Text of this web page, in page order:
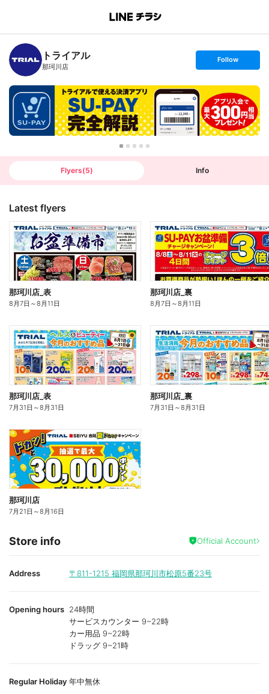
B
n
c
h
T
トライアル
那珂川店
s
t
o
l
o
w
Follow
Flyers(5) Info
Latest flyers
那珂川店_表
8月7日 ～8月11日
那珂川店_裏
8月7日 ～8月11日
那珂川店_表
7月31日 ～8月31日
那珂川店_裏
7月31日 ～8月31日
那珂川店
7月21日 ～8月16日
Store info Official Account
Address 〒811-1215 福岡県那珂川市松原5番23号
Opening hours 24時間
サービスカウンター 9~22時
カー用品 9~22時
ドラッグ 9~21時
Regular Holiday 年中無休